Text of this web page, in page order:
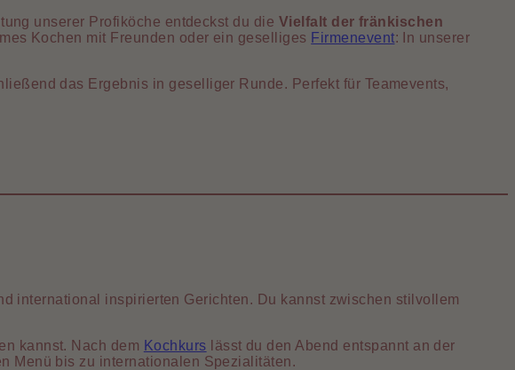
unserer Profiköche entdeckst du die Vielfalt der fränkischen
Kochen mit Freunden oder ein geselliges Firmenevent: In unserer
das Ergebnis in geselliger Runde. Perfekt für Teamevents,
international inspirierten Gerichten. Du kannst zwischen stilvollem
kannst. Nach dem Kochkurs lässt du den Abend entspannt an der
Menü bis zu internationalen Spezialitäten.